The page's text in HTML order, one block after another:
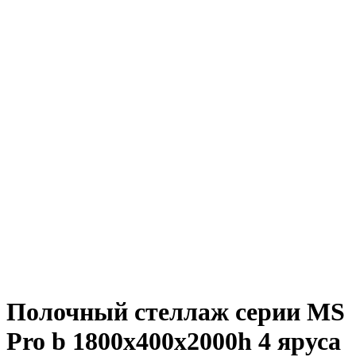
Полочный стеллаж серии MS
Pro b 1800x400х2000h 4 яруса